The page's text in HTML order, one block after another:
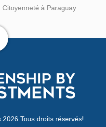
Citoyenneté à Paraguay
droits réservés!